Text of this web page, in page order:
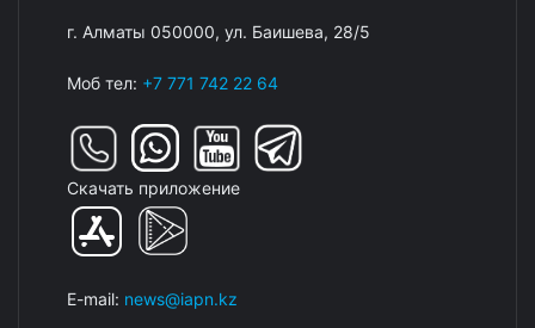
г. Алматы 050000, ул. Баишева, 28/5
Моб тел: +7 771 742 22 64
Скачать приложение
E-mail: news@iapn.kz